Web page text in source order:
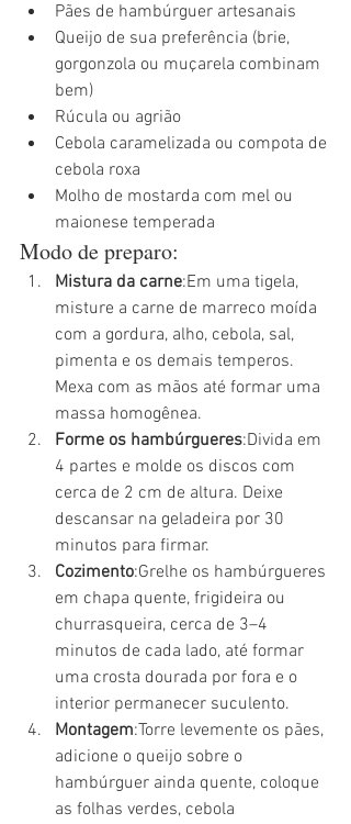
Pães de hambúrguer artesanais
Queijo de sua preferência (brie,
gorgonzola ou muçarela combinam
bem)
Rúcula ou agrião
Cebola caramelizada ou compota de
cebola roxa
Molho de mostarda com mel ou
maionese temperada
Modo de preparo:
Mistura da carne:Em uma tigela,
misture a carne de marreco moída
com a gordura, alho, cebola, sal,
pimenta e os demais temperos.
Mexa com as mãos até formar uma
massa homogênea.
Forme os hambúrgueres:Divida em
4 partes e molde os discos com
cerca de 2 cm de altura. Deixe
descansar na geladeira por 30
minutos para firmar.
Cozimento:Grelhe os hambúrgueres
em chapa quente, frigideira ou
churrasqueira, cerca de 3–4
minutos de cada lado, até formar
uma crosta dourada por fora e o
interior permanecer suculento.
Montagem:Torre levemente os pães,
adicione o queijo sobre o
hambúrguer ainda quente, coloque
as folhas verdes, cebola